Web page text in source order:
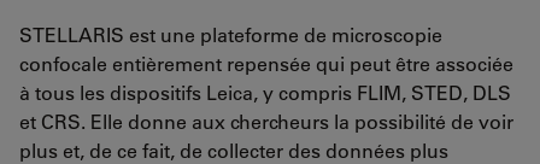
STELLARIS est une plateforme de microscopie
confocale entièrement repensée qui peut être associée
à tous les dispositifs Leica, y compris FLIM, STED, DLS
et CRS. Elle donne aux chercheurs la possibilité de voir
plus et, de ce fait, de collecter des données plus